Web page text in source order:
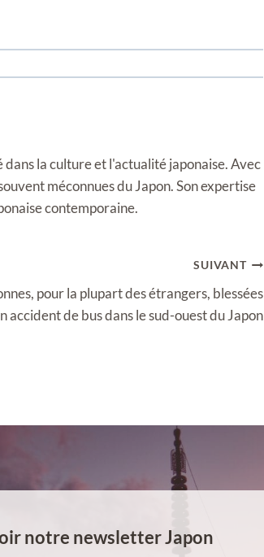
la culture et l'actualité japonaise. Avec
méconnues du Japon. Son expertise
contemporaine.
SUIVANT
pour la plupart des étrangers, blessées
accident de bus dans le sud-ouest du Japon
notre newsletter Japon